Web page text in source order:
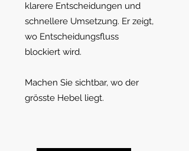
klarere Entscheidungen und
schnellere Umsetzung. Er zeigt,
wo Entscheidungsfluss
blockiert wird.
Machen Sie sichtbar, wo der
grösste Hebel liegt.